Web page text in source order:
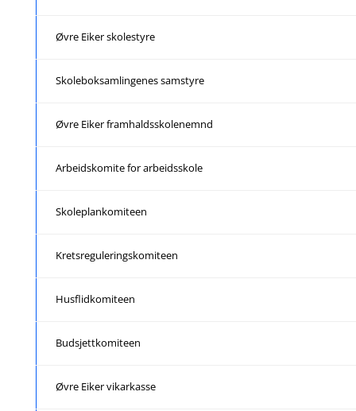
Øvre Eiker skolestyre
Skoleboksamlingenes samstyre
Øvre Eiker framhaldsskolenemnd
Arbeidskomite for arbeidsskole
Skoleplankomiteen
Kretsreguleringskomiteen
Husflidkomiteen
Budsjettkomiteen
Øvre Eiker vikarkasse